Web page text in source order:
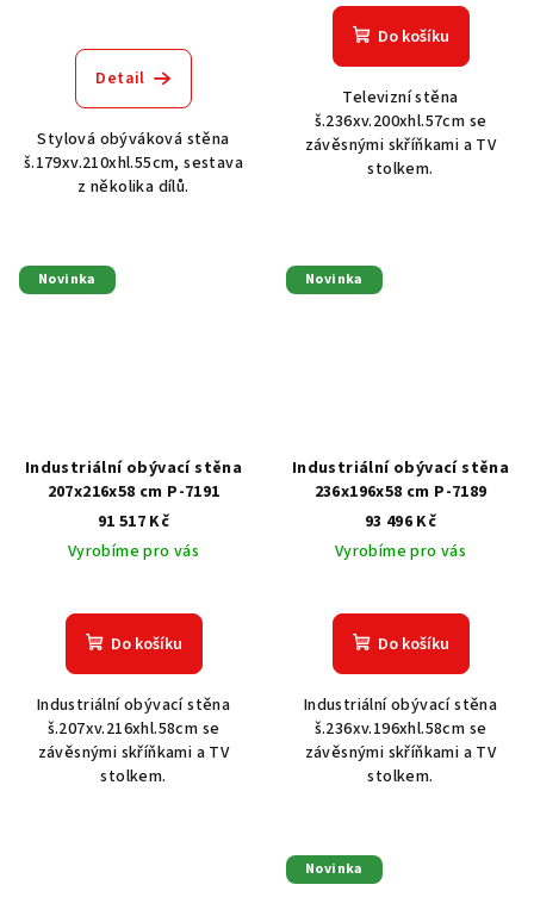
Detail
Stylová obýváková stěna
š.179xv.210xhl.55cm, sestava
z několika dílů.
Do košíku
Televizní stěna
š.236xv.200xhl.57cm se
závěsnými skříňkami a TV
stolkem.
Novinka
Industriální obývací stěna
207x216x58 cm P-7191
91 517 Kč
Vyrobíme pro vás
Do košíku
Industriální obývací stěna
š.207xv.216xhl.58cm se
závěsnými skříňkami a TV
stolkem.
Novinka
Industriální obývací stěna
236x196x58 cm P-7189
93 496 Kč
Vyrobíme pro vás
Do košíku
Industriální obývací stěna
š.236xv.196xhl.58cm se
závěsnými skříňkami a TV
stolkem.
Novinka